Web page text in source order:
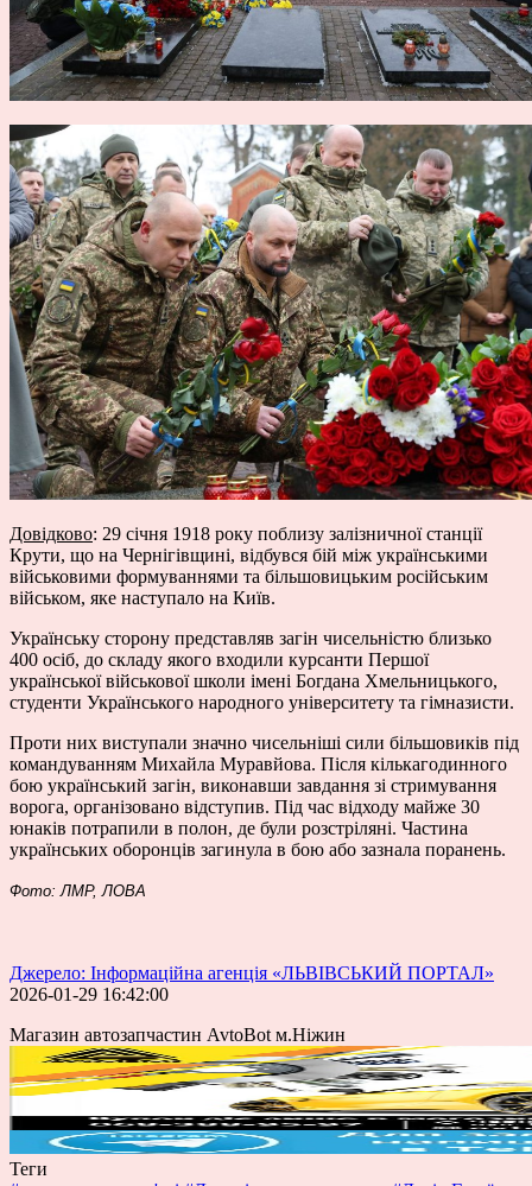
Довідково: 29 січня 1918 року поблизу залізничної станції
Крути, що на Чернігівщині, відбувся бій між українськими
військовими формуваннями та більшовицьким російським
військом, яке наступало на Київ.
Українську сторону представляв загін чисельністю близько
400 осіб, до складу якого входили курсанти Першої
української військової школи імені Богдана Хмельницького,
студенти Українського народного університету та гімназисти.
Проти них виступали значно чисельніші сили більшовиків під
командуванням Михайла Муравйова. Після кількагодинного
бою український загін, виконавши завдання зі стримування
ворога, організовано відступив. Під час відходу майже 30
юнаків потрапили в полон, де були розстріляні. Частина
українських оборонців загинула в бою або зазнала поранень.
Фото: ЛМР, ЛОВА
Джерело: Інформаційна агенція «ЛЬВІВСЬКИЙ ПОРТАЛ»
2026-01-29 16:42:00
Магазин автозапчастин AvtoBot м.Ніжин
Теги